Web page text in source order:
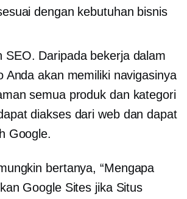
dengan kebutuhan bisnis
SEO. Daripada bekerja dalam
Anda akan memiliki navigasinya
semua produk dan kategori
diakses dari web dan dapat
Google.
bertanya, “Mengapa
Google Sites jika Situs